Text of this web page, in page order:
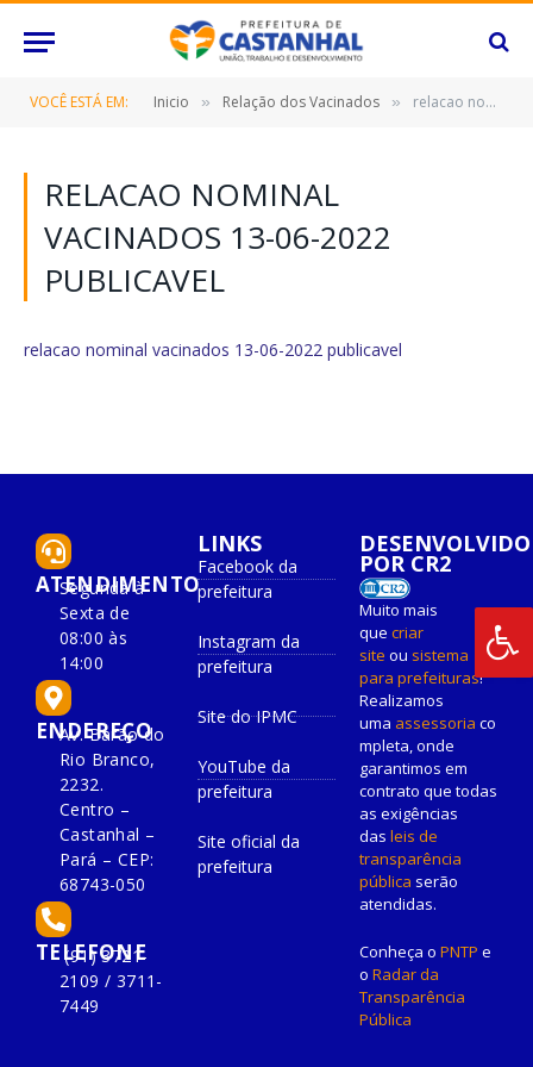
VOCÊ ESTÁ EM: Inicio » Relação dos Vacinados » relacao nominal vacinados 13-06-2022 publicavel
RELACAO NOMINAL
VACINADOS 13-06-2022
PUBLICAVEL
relacao nominal vacinados 13-06-2022 publicavel
ATENDIMENTO
Segunda à
Sexta de
08:00 às
14:00
ENDEREÇO
Av. Barão do
Rio Branco,
2232.
Centro –
Castanhal –
Pará – CEP:
68743-050
TELEFONE
(91) 3721-
2109 / 3711-
7449
LINKS
Facebook da
prefeitura
Instagram da
prefeitura
Site do IPMC
YouTube da
prefeitura
Site oficial da
prefeitura
DESENVOLVIDO
POR CR2
Muito mais
que criar
site ou sistema
para prefeituras!
Realizamos
uma assessoria co
mpleta, onde
garantimos em
contrato que todas
as exigências
das leis de
transparência
pública serão
atendidas.
Conheça o PNTP e
o Radar da
Transparência
Pública